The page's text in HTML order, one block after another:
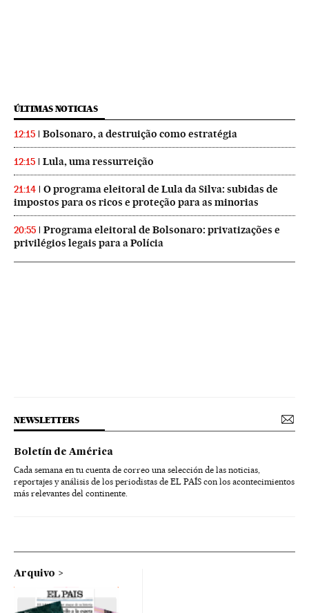
ÚLTIMAS NOTICIAS
12:15 Bolsonaro, a destruição como estratégia
12:15 Lula, uma ressurreição
21:14
O programa eleitoral de Lula da Silva: subidas de
impostos para os ricos e proteção para as minorias
20:55
Programa eleitoral de Bolsonaro: privatizações e
privilégios legais para a Polícia
NEWSLETTERS
Boletín de América
Cada semana en tu cuenta de correo una selección de las noticias,
reportajes y análisis de los periodistas de EL PAÍS con los acontecimientos
más relevantes del continente.
Arquivo